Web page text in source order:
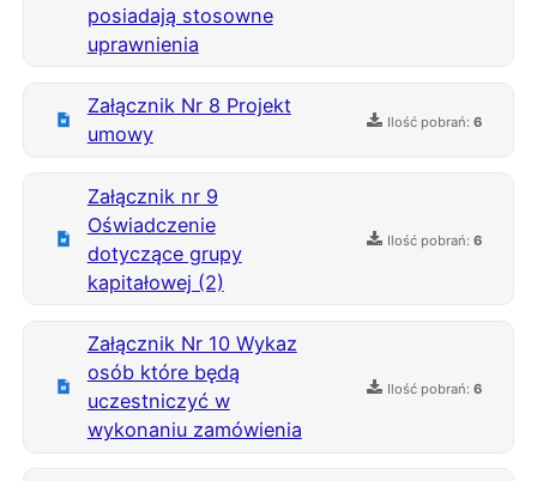
posiadają stosowne
uprawnienia
Załącznik Nr 8 Projekt
umowy
Ilość pobrań:6
Załącznik nr 9
Oświadczenie
dotyczące grupy
kapitałowej (2)
Ilość pobrań:6
Załącznik Nr 10 Wykaz
osób które będą
uczestniczyć w
wykonaniu zamówienia
Ilość pobrań:6